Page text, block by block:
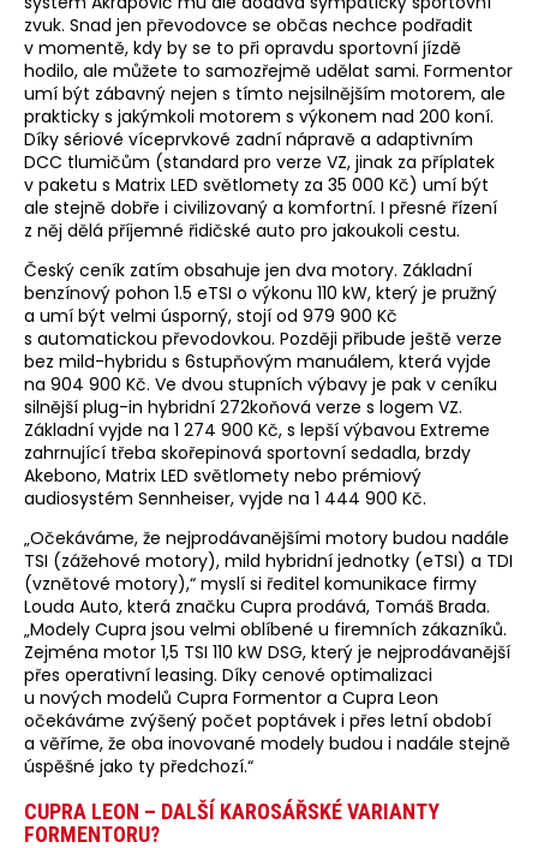
zvuk. Snad jen převodovce se občas nechce podřadit
v momentě, kdy by se to při opravdu sportovní jízdě
hodilo, ale můžete to samozřejmě udělat sami. Formentor
umí být zábavný nejen s tímto nejsilnějším motorem, ale
prakticky s jakýmkoli motorem s výkonem nad 200 koní.
Díky sériové víceprvkové zadní nápravě a adaptivním
DCC tlumičům (standard pro verze VZ, jinak za příplatek
v paketu s Matrix LED světlomety za 35 000 Kč) umí být
ale stejně dobře i civilizovaný a komfortní. I přesné řízení
z něj dělá příjemné řidičské auto pro jakoukoli cestu.
Český ceník zatím obsahuje jen dva motory. Základní
benzínový pohon 1.5 eTSI o výkonu 110 kW, který je pružný
a umí být velmi úsporný, stojí od 979 900 Kč
s automatickou převodovkou. Později přibude ještě verze
bez mild-hybridu s 6stupňovým manuálem, která vyjde
na 904 900 Kč. Ve dvou stupních výbavy je pak v ceníku
silnější plug-in hybridní 272koňová verze s logem VZ.
Základní vyjde na 1 274 900 Kč, s lepší výbavou Extreme
zahrnující třeba skořepinová sportovní sedadla, brzdy
Akebono, Matrix LED světlomety nebo prémiový
audiosystém Sennheiser, vyjde na 1 444 900 Kč.
„Očekáváme, že nejprodávanějšími motory budou nadále
TSI (zážehové motory), mild hybridní jednotky (eTSI) a TDI
(vznětové motory),“ myslí si ředitel komunikace firmy
Louda Auto, která značku Cupra prodává, Tomáš Brada.
„Modely Cupra jsou velmi oblíbené u firemních zákazníků.
Zejména motor 1,5 TSI 110 kW DSG, který je nejprodávanější
přes operativní leasing. Díky cenové optimalizaci
u nových modelů Cupra Formentor a Cupra Leon
očekáváme zvýšený počet poptávek i přes letní období
a věříme, že oba inovované modely budou i nadále stejně
úspěšné jako ty předchozí.“
CUPRA LEON – DALŠÍ KAROSÁŘSKÉ VARIANTY
FORMENTORU?